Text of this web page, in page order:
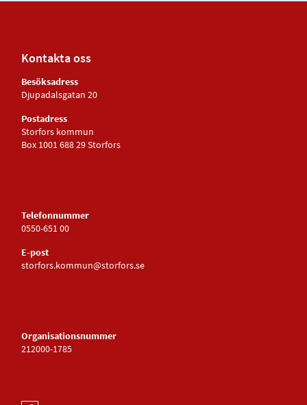
Kontakta oss
Besöksadress
Djupadalsgatan 20
Postadress
Storfors kommun
Box 1001 688 29 Storfors
Telefonnummer
0550-651 00
E-post
storfors.kommun@storfors.se
Organisationsnummer
212000-1785